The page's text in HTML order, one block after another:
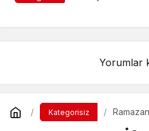
Yorumlar
Kategorisiz